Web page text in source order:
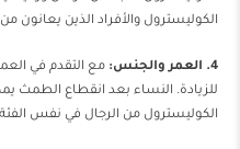
الكوليسترول والأفراد الذين يعانون
4. العمر والجنس:
مع التقدم في
للزيادة. النساء بعد انقطاع الطمث
الكوليسترول من الرجال في نفس